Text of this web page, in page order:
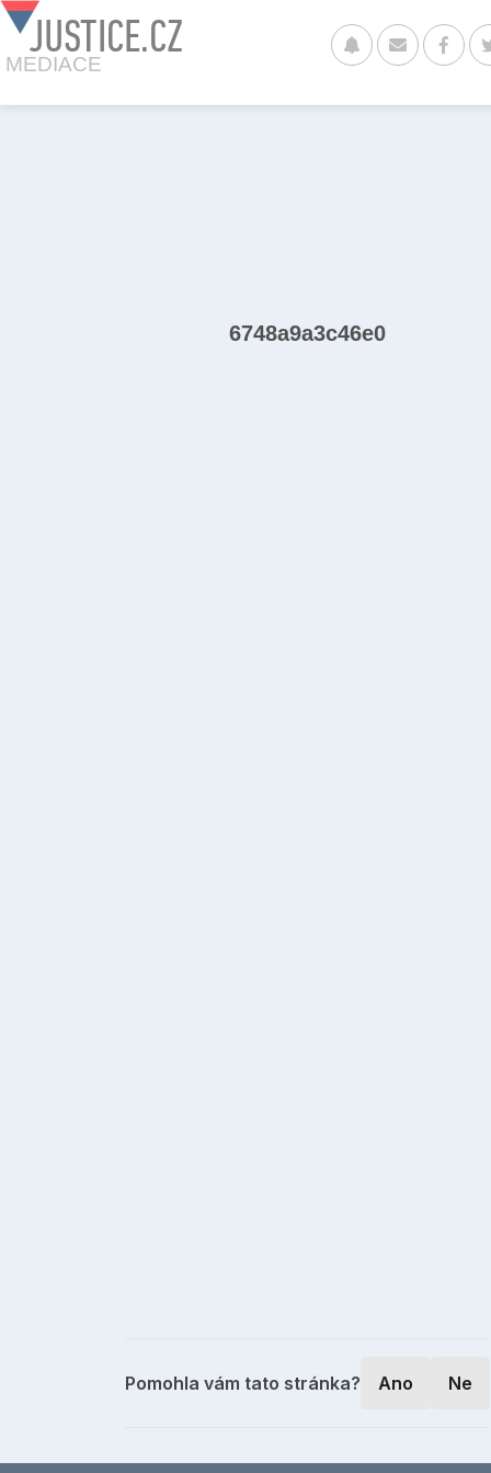
JUSTICE.CZ
MEDIACE
6748a9a3c46e0
Pomohla vám tato stránka? Ano Ne